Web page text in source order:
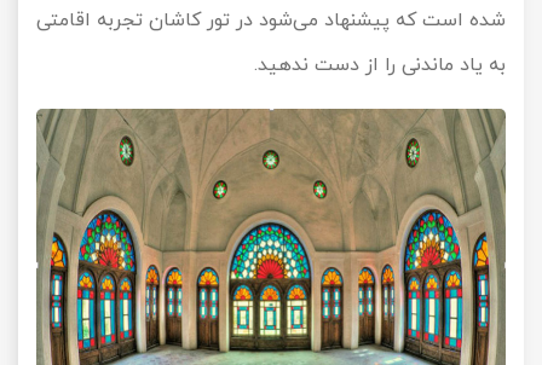
شده است که پیشنهاد می‌شود در تور کاشان تجربه اقامتی
به یاد ماندنی را از دست ندهید.